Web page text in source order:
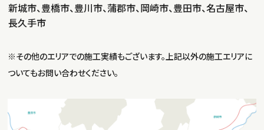
新城市、豊橋市、豊川市、蒲郡市、岡崎市、豊田市、名古屋市、
長久手市
※その他のエリアでの施工実績もございます。上記以外の施工エリアに
ついてもお問い合わせください。